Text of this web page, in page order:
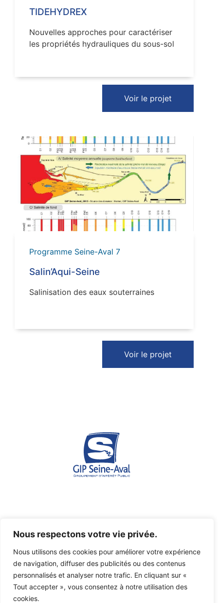
Nous respectons votre vie privée.
Nous utilisons des cookies pour améliorer votre expérience
de navigation, diffuser des publicités ou des contenus
personnalisés et analyser notre trafic. En cliquant sur «
Tout accepter », vous consentez à notre utilisation des
cookies.
TIDEHYDREX
Nouvelles approches pour caractériser
les propriétés hydrauliques du sous-sol
Voir le projet
VOIR
Programme Seine-Aval 7
Salin’Aqui-Seine
Salinisation des eaux souterraines
Voir le projet
Espace des marégraphes - Quai de Boisguilbert - 76176
ROUEN Cedex 1
07 45 03 46 36
gipsa@seine-aval.fr